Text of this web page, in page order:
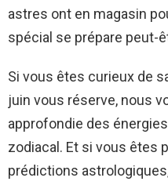
astres ont en magasin
spécial se prépare peut-
Si vous êtes curieux de
juin vous réserve, nous
approfondie des
zodiacal. Et si vous êtes
prédictions